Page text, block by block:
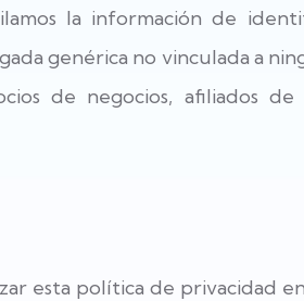
la información de
genérica no vinculada a
de negocios, afiliados
esta política de privacidad